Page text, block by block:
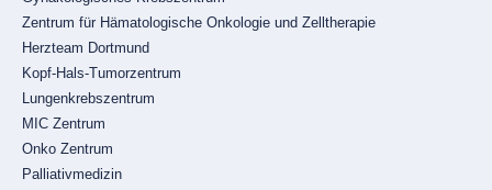
Zentrum für Hämatologische Onkologie und Zelltherapie
Herzteam Dortmund
Kopf-Hals-Tumorzentrum
Lungenkrebszentrum
MIC Zentrum
Onko Zentrum
Palliativmedizin